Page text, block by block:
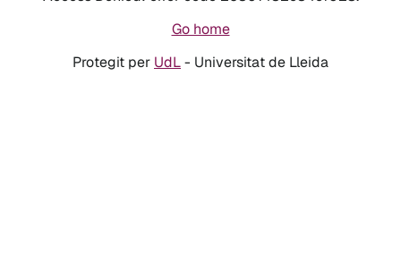
Go home
Protegit per UdL- Universitat de Lleida